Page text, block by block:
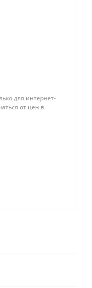
для интернет-
от цен в